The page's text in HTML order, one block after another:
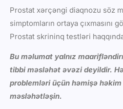
Prostat xərçəngi diaqnozu söz
simptomların ortaya çıxmasını
Prostat skrininq testləri
Bu məlumat yalnız
tibbi məsləhət əvəzi deyildir.
problemləri üçün həmişə
məsləhətləşin.